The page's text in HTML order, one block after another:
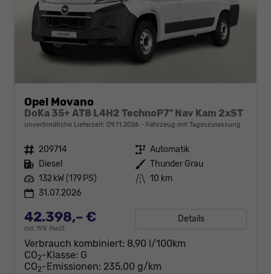
Opel Movano
DoKa 35+ AT8 L4H2 TechnoP7" Nav Kam 2xST
unverbindliche Lieferzeit: 09.11.2026 Fahrzeug mit Tageszulassung
Fahrzeugnr. 209714 Getriebe Automatik
Kraftstoff Diesel Außenfarbe Thunder Grau
Leistung 132 kW (179 PS) Kilometerstand 10 km
31.07.2026
42.398,– €
incl. 19% MwSt.
Details
Verbrauch kombiniert: 8,90 l/100km
CO2-Klasse: G
CO2-Emissionen: 235,00 g/km